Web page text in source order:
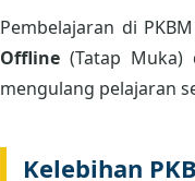
Pembelajaran di
Offline (Tatap
mengulang pelajaran
Kelebihan